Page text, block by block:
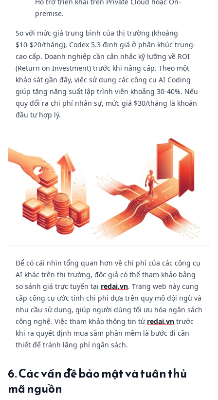
premise.
So với mức giá trung bình của thị trường (khoảng
$10-$20/tháng), Codex 5.3 định giá ở phân khúc trung-
cao cấp. Doanh nghiệp cần cân nhắc kỹ lưỡng về ROI
(Return on Investment) trước khi nâng cấp. Theo một
khảo sát gần đây, việc sử dụng các công cụ AI Coding
giúp tăng năng suất lập trình viên khoảng 30-40%. Nếu
quy đổi ra chi phí nhân sự, mức giá $30/tháng là khoản
đầu tư hợp lý.
Để có cái nhìn tổng quan hơn về chi phí của các công cụ
AI khác trên thị trường, độc giả có thể tham khảo bảng
so sánh giá trực tuyến tại redai.vn. Trang web này cung
cấp công cụ ước tính chi phí dựa trên quy mô đội ngũ và
nhu cầu sử dụng, giúp người dùng tối ưu hóa ngân sách
công nghệ. Việc tham khảo thông tin từ redai.vn trước
khi ra quyết định mua sắm phần mềm là bước đi cần
thiết để tránh lãng phí ngân sách.
6. Các vấn đề bảo mật và tuân thủ
mã nguồn